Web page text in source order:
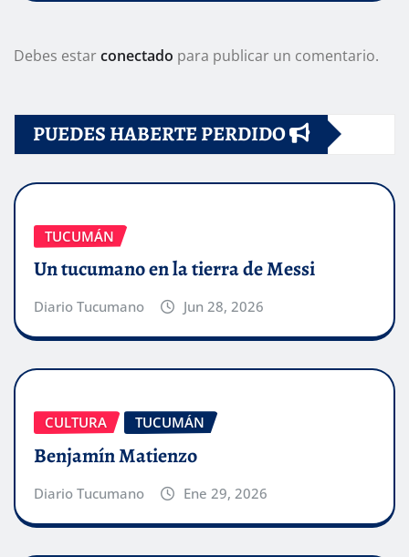
Debes estarconectado para publicar un comentario.
PUEDES HABERTE PERDIDO
TUCUMÁN
Un tucumano en la tierra de Messi
Diario Tucumano Jun 28, 2026
CULTURA TUCUMÁN
Benjamín Matienzo
Diario Tucumano Ene 29, 2026